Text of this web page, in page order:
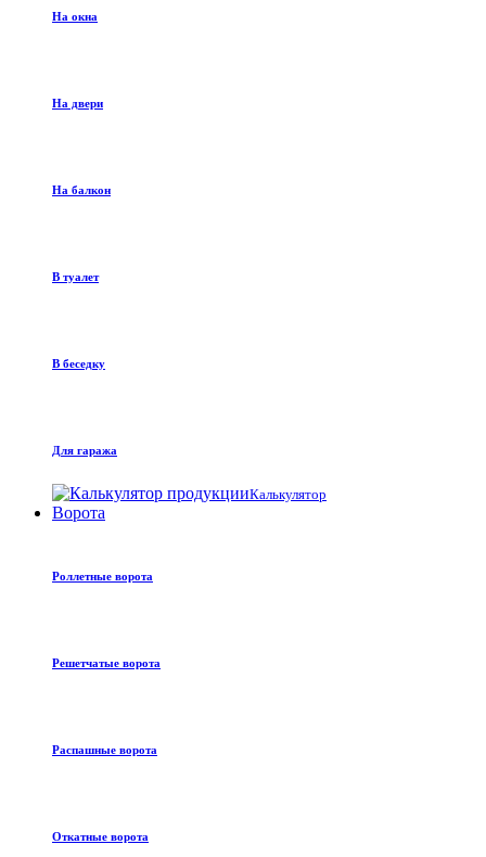
На окна
На двери
На балкон
В туалет
В беседку
Для гаража
Калькулятор
Ворота
Роллетные ворота
Решетчатые ворота
Распашные ворота
Откатные ворота